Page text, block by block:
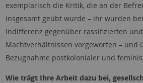
exemplarisch die Kritik, die an der
insgesamt geübt wurde – ihr wurden
Indifferenz gegenüber rassifizierten
Machtverhältnissen vorgeworfen – und
Bezugnahme postkolonialer und
Wie trägt Ihre Arbeit dazu bei,